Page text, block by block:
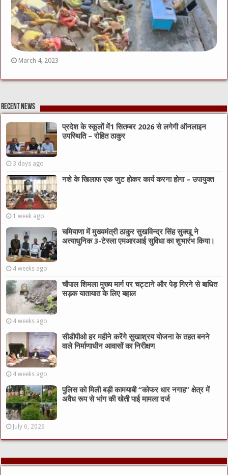
March 4, 2023
Recent News
प्रदेश के स्कूलों में1 सितम्बर 2026 से लगेगी ऑनलाइन
उपस्थिति – रोहित ठाकुर
3 days ago
नशे के खिलाफ एक जुट होकर कार्य करना होगा – उपायुक्त
1 week ago
चमियाणा में मुख्यमंत्री ठाकुर सुखविन्द्र सिंह सुक्खू ने
अत्याधुनिक 3-टेस्ला एमआरआई सुविधा का शुभारंभ किया।
4 weeks ago
चौपाल शिमला मुख्य मार्ग पर चट्टाने और पेड़ गिरने से बाधित
सड़क यातायात के लिए बहाल
4 weeks ago
सीडीपीओ हर महीने करेंगे सुखाश्रय योजना के तहत बनने
वाले निर्माणाधीन आवासों का निरीक्षण
4 weeks ago
पुलिस को मिली बड़ी कामयाबी “कोफर धार नगाह” क्षेत्र में
अवैध रूप से भांग की खेती पाई मामला दर्ज
July 6, 2026